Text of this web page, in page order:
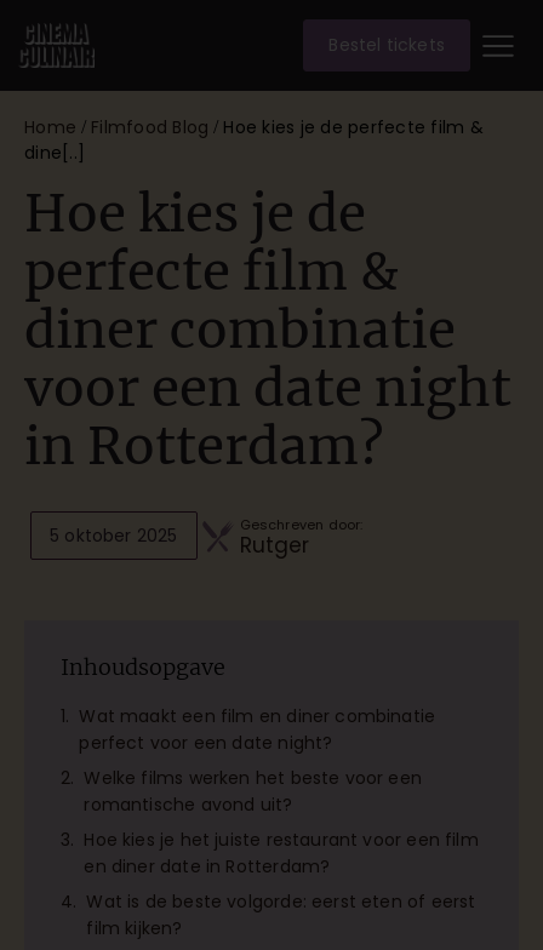
Bestel tickets
Home / Filmfood Blog / Hoe kies je de perfecte film &
dine[..]
Hoe kies je de
perfecte film &
diner combinatie
voor een date night
in Rotterdam?
5 oktober 2025 Geschreven door:
Rutger
Inhoudsopgave
Wat maakt een film en diner combinatie
perfect voor een date night?
Welke films werken het beste voor een
romantische avond uit?
Hoe kies je het juiste restaurant voor een film
en diner date in Rotterdam?
Wat is de beste volgorde: eerst eten of eerst
film kijken?